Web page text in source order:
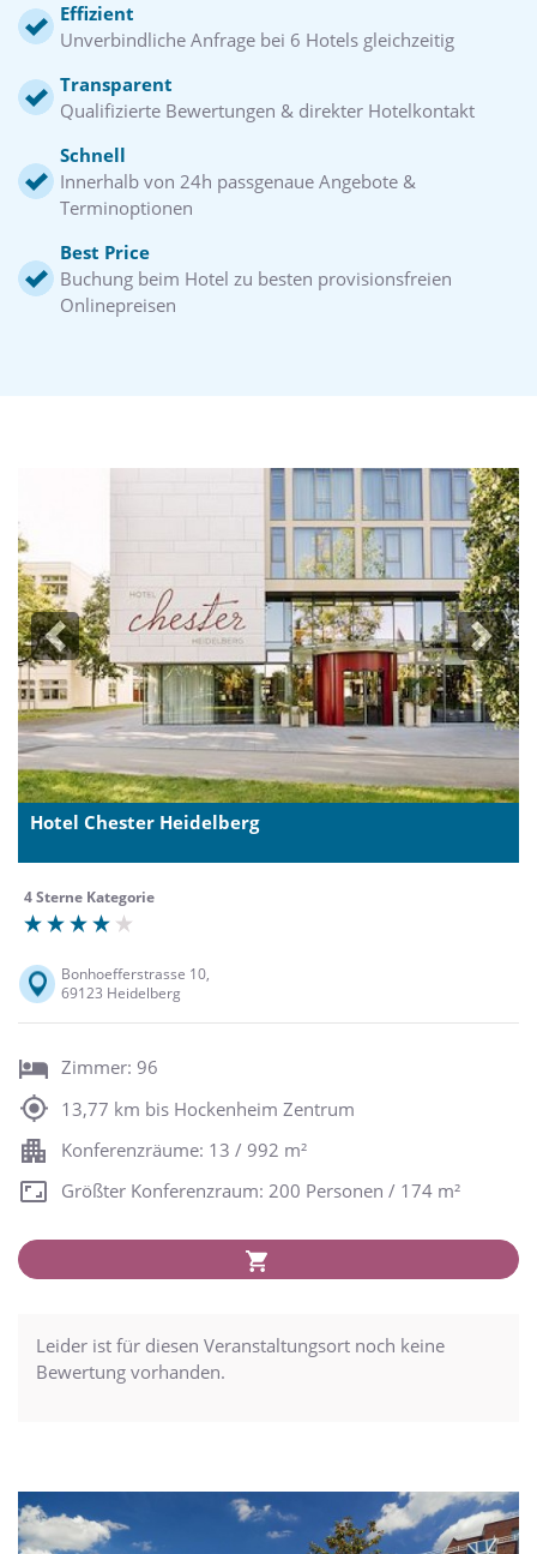
Effizient
Unverbindliche Anfrage bei 6 Hotels gleichzeitig
Transparent
Qualifizierte Bewertungen & direkter Hotelkontakt
Schnell
Innerhalb von 24h passgenaue Angebote &
Terminoptionen
Best Price
Buchung beim Hotel zu besten provisionsfreien
Onlinepreisen
Previous Next
Hotel Chester Heidelberg
4 Sterne Kategorie
Bonhoefferstrasse 10,
69123 Heidelberg
Zimmer: 96
13,77 km bis Hockenheim Zentrum
Konferenzräume: 13 / 992 m²
Größter Konferenzraum: 200 Personen / 174 m²
Leider ist für diesen Veranstaltungsort noch keine
Bewertung vorhanden.